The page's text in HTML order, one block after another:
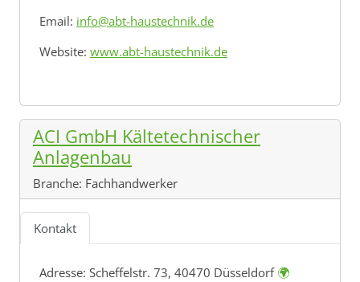
Email: info@abt-haustechnik.de
Website: www.abt-haustechnik.de
ACI GmbH Kältetechnischer
Anlagenbau
Branche: Fachhandwerker
Kontakt
Adresse: Scheffelstr. 73, 40470 Düsseldorf 🌍